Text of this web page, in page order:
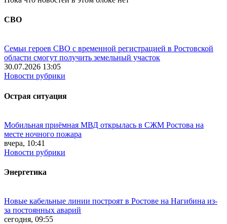
СВО
Семьи героев СВО с временной регистрацией в Ростовской
области смогут получить земельный участок
30.07.2026 13:05
Новости рубрики
Острая ситуация
Мобильная приёмная МВД открылась в СЖМ Ростова на
месте ночного пожара
вчера, 10:41
Новости рубрики
Энергетика
Новые кабельные линии построят в Ростове на Нагибина из-
за постоянных аварий
сегодня, 09:55